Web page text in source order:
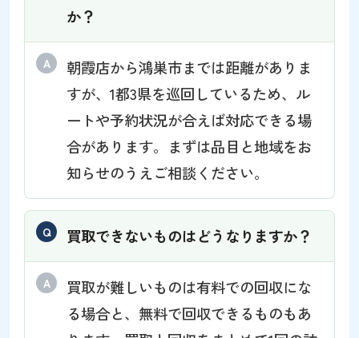
か？
朝霞店から鴻巣市までは距離がありま
すが、1都3県を巡回しているため、ル
ートや予約状況が合えば対応できる場
合があります。まずは品目と地域をお
知らせのうえご相談ください。
買取できないものはどうなりますか？
買取が難しいものは有料での回収にな
る場合と、無料で回収できるものもあ